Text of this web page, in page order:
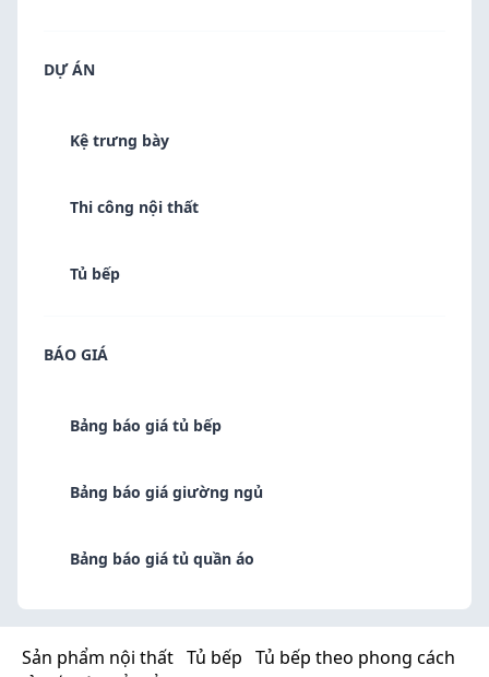
DỰ ÁN
Kệ trưng bày
Thi công nội thất
Tủ bếp
BÁO GIÁ
Bảng báo giá tủ bếp
Bảng báo giá giường ngủ
Bảng báo giá tủ quần áo
Sản phẩm nội thất Tủ bếp Tủ bếp theo phong cách
Liên hệ ngay hôm nay